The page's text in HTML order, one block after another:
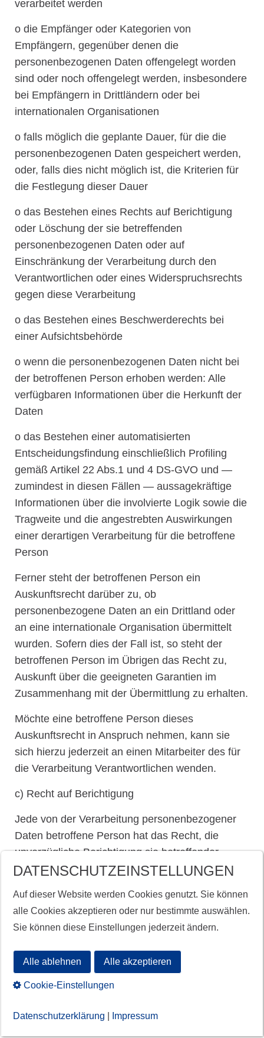
verarbeitet werden
o die Empfänger oder Kategorien von
Empfängern, gegenüber denen die
personenbezogenen Daten offengelegt worden
sind oder noch offengelegt werden, insbesondere
bei Empfängern in Drittländern oder bei
internationalen Organisationen
o falls möglich die geplante Dauer, für die die
personenbezogenen Daten gespeichert werden,
oder, falls dies nicht möglich ist, die Kriterien für
die Festlegung dieser Dauer
o das Bestehen eines Rechts auf Berichtigung
oder Löschung der sie betreffenden
personenbezogenen Daten oder auf
Einschränkung der Verarbeitung durch den
Verantwortlichen oder eines Widerspruchsrechts
gegen diese Verarbeitung
o das Bestehen eines Beschwerderechts bei
einer Aufsichtsbehörde
o wenn die personenbezogenen Daten nicht bei
der betroffenen Person erhoben werden: Alle
verfügbaren Informationen über die Herkunft der
Daten
o das Bestehen einer automatisierten
Entscheidungsfindung einschließlich Profiling
gemäß Artikel 22 Abs.1 und 4 DS-GVO und —
zumindest in diesen Fällen — aussagekräftige
Informationen über die involvierte Logik sowie die
Tragweite und die angestrebten Auswirkungen
einer derartigen Verarbeitung für die betroffene
Person
Ferner steht der betroffenen Person ein
Auskunftsrecht darüber zu, ob
personenbezogene Daten an ein Drittland oder
an eine internationale Organisation übermittelt
wurden. Sofern dies der Fall ist, so steht der
betroffenen Person im Übrigen das Recht zu,
Auskunft über die geeigneten Garantien im
Zusammenhang mit der Übermittlung zu erhalten.
Möchte eine betroffene Person dieses
Auskunftsrecht in Anspruch nehmen, kann sie
sich hierzu jederzeit an einen Mitarbeiter des für
die Verarbeitung Verantwortlichen wenden.
c) Recht auf Berichtigung
Jede von der Verarbeitung personenbezogener
Daten betroffene Person hat das Recht, die
unverzügliche Berichtigung sie betreffender
unrichtiger personenbezogener Daten zu
das Recht zu, unter Berücksichtigung der Zwecke
der Verarbeitung, die Vervollständigung
unvollständiger personenbezogener Daten —
auch mittels einer ergänzenden Erklärung — zu
verlangen.
Möchte eine betroffene Person dieses
Berichtigungsrecht in Anspruch nehmen, kann sie
DATENSCHUTZEINSTELLUNGEN
Auf dieser Website werden Cookies genutzt. Sie können
alle Cookies akzeptieren oder nur bestimmte auswählen.
Sie können diese Einstellungen jederzeit ändern.
Alle ablehnen Alle akzeptieren
Cookie-Einstellungen
Datenschutzerklärung Impressum